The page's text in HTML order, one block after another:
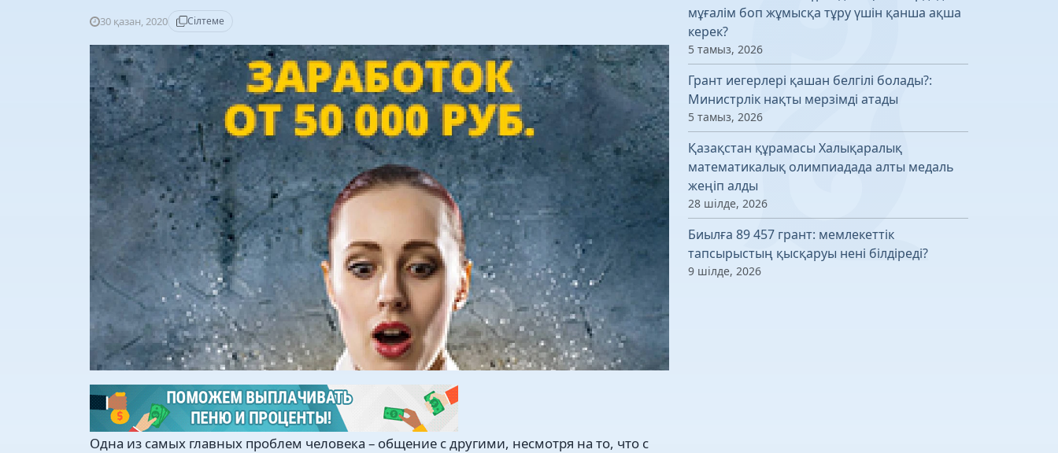
30 қазан, 2020 Сілтеме
Одна из самых главных проблем человека – общение с другими, несмотря на то, что с
мұғалім боп жұмысқа тұру үшін қанша ақша
керек?
5 тамыз, 2026
Грант иегерлері қашан белгілі болады?:
Министрлік нақты мерзімді атады
5 тамыз, 2026
Қазақстан құрамасы Халықаралық
математикалық олимпиадада алты медаль
жеңіп алды
28 шілде, 2026
Биылға 89 457 грант: мемлекеттік
тапсырыстың қысқаруы нені білдіреді?
9 шілде, 2026